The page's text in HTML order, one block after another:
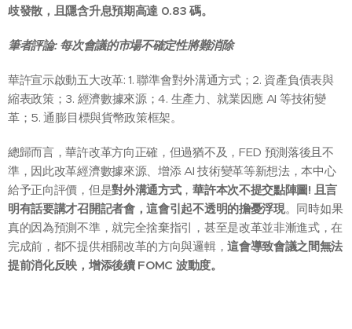
歧發散，且隱含升息預期高達 0.83 碼。
筆者評論: 每次會議的市場不確定性將難消除
華許宣示啟動五大改革: 1. 聯準會對外溝通方式；2. 資產負債表與
縮表政策；3. 經濟數據來源；4. 生產力、就業因應 AI 等技術變
革；5. 通膨目標與貨幣政策框架。
總歸而言，華許改革方向正確，但過猶不及，FED 預測落後且不
準，因此改革經濟數據來源、增添 AI 技術變革等新想法，本中心
給予正向評價，但是對外溝通方式，華許本次不提交點陣圖! 且言
明有話要講才召開記者會，這會引起不透明的擔憂浮現。同時如果
真的因為預測不準，就完全捨棄指引，甚至是改革並非漸進式，在
完成前，都不提供相關改革的方向與邏輯，這會導致會議之間無法
提前消化反映，增添後續 FOMC 波動度。